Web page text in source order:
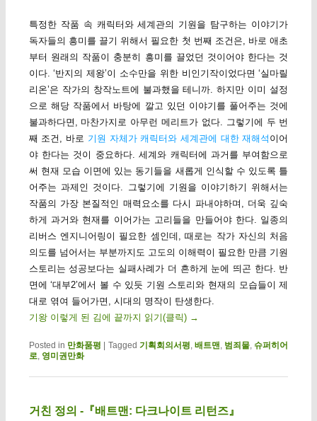
특정한 작품 속 캐릭터와 세계관의 기원을 탐구하는 이야기가
독자들의 흥미를 끌기 위해서 필요한 첫 번째 조건은, 바로 애초
부터 원래의 작품이 충분히 흥미를 끌었던 것이어야 한다는 것
이다. ‘반지의 제왕’이 소수만을 위한 비인기작이었다면 ‘실마릴
리온’은 작가의 창작노트에 불과했을 테니까. 하지만 이미 설정
으로 해당 작품에서 바탕에 깔고 있던 이야기를 풀어주는 것에
불과하다면, 마찬가지로 아무런 메리트가 없다. 그렇기에 두 번
째 조건, 바로 기원 자체가 캐릭터와 세계관에 대한 재해석 이어
야 한다는 것이 중요하다. 세계와 캐릭터에 과거를 부여함으로
써 현재 모습 이면에 있는 동기들을 새롭게 인식할 수 있도록 틀
어주는 과제인 것이다. 그렇기에 기원을 이야기하기 위해서는
작품의 가장 본질적인 매력요소를 다시 파내야하며, 더욱 깊숙
하게 과거와 현재를 이어가는 고리들을 만들어야 한다. 일종의
리버스 엔지니어링이 필요한 셈인데, 때로는 작가 자신의 처음
의도를 넘어서는 부분까지도 고도의 이해력이 필요한 만큼 기원
스토리는 성공보다는 실패사례가 더 흔하게 눈에 띄곤 한다. 반
면에 ‘대부2’에서 볼 수 있듯 기원 스토리와 현재의 모습들이 제
대로 엮여 들어가면, 시대의 명작이 탄생한다.
기왕 이렇게 된 김에 끝까지 읽기(클릭) →
Posted in 만화품평 Tagged 기획회의서평, 배트맨, 범죄물, 슈퍼히어
로, 영미권만화
거친 정의 -『배트맨: 다크나이트 리턴즈』